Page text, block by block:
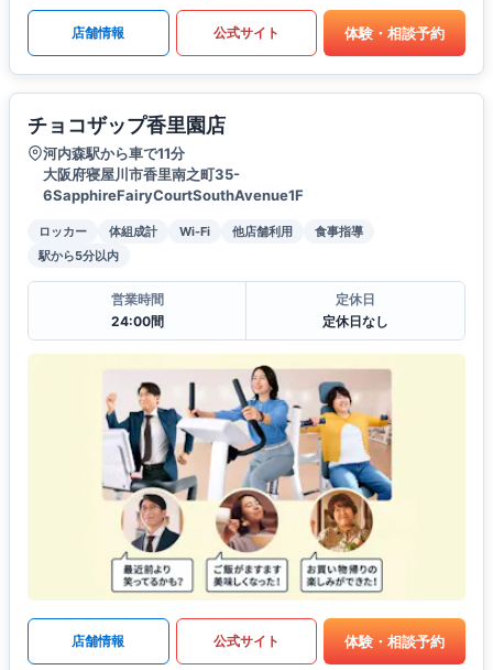
店舗情報 公式サイト 体験・相談予約
チョコザップ香里園店
河内森駅から車で11分
大阪府寝屋川市香里南之町35-
6SapphireFairyCourtSouthAvenue1F
ロッカー 体組成計 Wi-Fi 他店舗利用
食事指導
駅から5分以内
営業時間
24:00間
定休日
定休日なし
店舗情報 公式サイト 体験・相談予約